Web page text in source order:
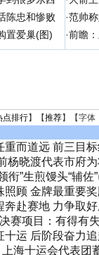
陈忠和惨败
置爱巢(图)
·范帅
·前瞻
点排行】【推荐】【字体
重而道远 前三目
杨晓渡代表市府
衔”生煎馒头“辅佐”
照顾 金牌最重要
奔赴赛地 力争取
赛项目：有得有
十运 后阶段奋力
海十运会代表团